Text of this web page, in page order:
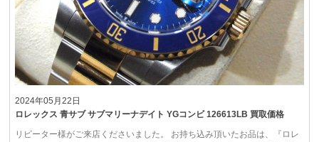
2024年05月22日
ロレックス 青サブ サブマリーナデイト YGコンビ 126613LB 買取価格
リピーター様がご来店くださいました。 お持ち込み頂いたお品は、『ロレ